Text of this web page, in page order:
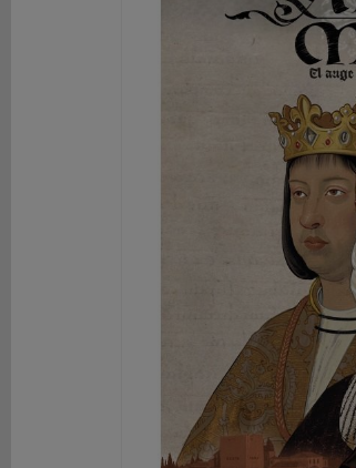
OFERTAS